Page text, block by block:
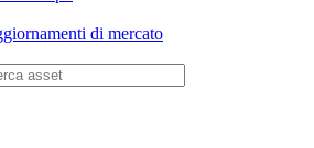
di mercato